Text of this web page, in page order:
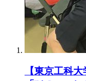
【東京工科